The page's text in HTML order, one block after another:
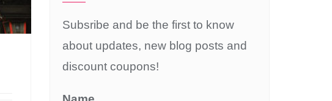
Subsribe and be the first to know
about updates, new blog posts and
discount coupons!